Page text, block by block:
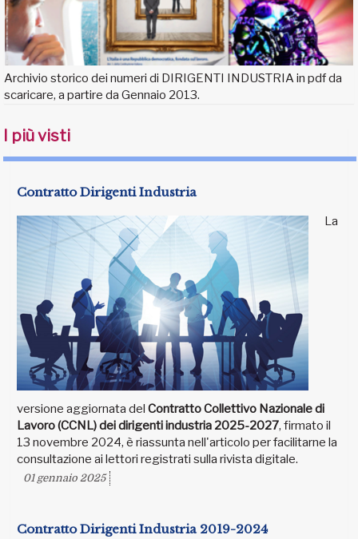
Archivio storico dei numeri di DIRIGENTI INDUSTRIA in pdf da
scaricare, a partire da Gennaio 2013.
I più visti
Contratto Dirigenti Industria
La
versione aggiornata del Contratto Collettivo Nazionale di
Lavoro (CCNL) dei dirigenti industria 2025-2027, firmato il
13 novembre 2024, è riassunta nell'articolo per facilitarne la
consultazione ai lettori registrati sulla rivista digitale.
01 gennaio 2025
Contratto Dirigenti Industria 2019-2024